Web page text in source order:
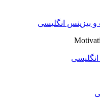
بیزینس انگلیسی
انگلیسی